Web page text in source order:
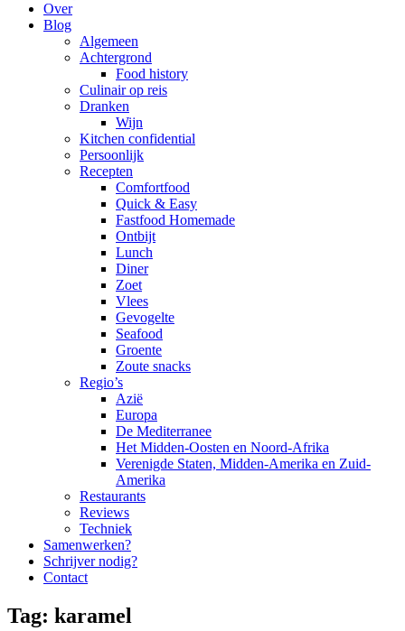
Over
Blog
Algemeen
Achtergrond
Food history
Culinair op reis
Dranken
Wijn
Kitchen confidential
Persoonlijk
Recepten
Comfortfood
Quick & Easy
Fastfood Homemade
Ontbijt
Lunch
Diner
Zoet
Vlees
Gevogelte
Seafood
Groente
Zoute snacks
Regio’s
Azië
Europa
De Mediterranee
Het Midden-Oosten en Noord-Afrika
Verenigde Staten, Midden-Amerika en Zuid-
Amerika
Restaurants
Reviews
Techniek
Samenwerken?
Schrijver nodig?
Contact
Tag: karamel